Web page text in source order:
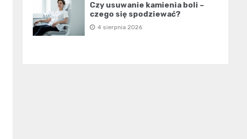
Czy usuwanie kamienia boli –
czego się spodziewać?
4 sierpnia 2026